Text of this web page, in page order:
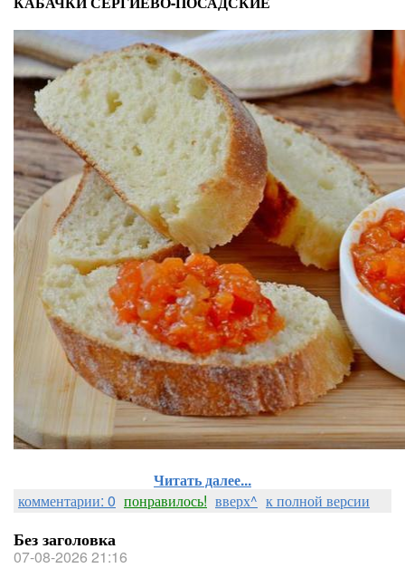
Читать далее...
комментарии: 0 понравилось! вверх^ к полной версии
Без заголовка
07-08-2026 21:16